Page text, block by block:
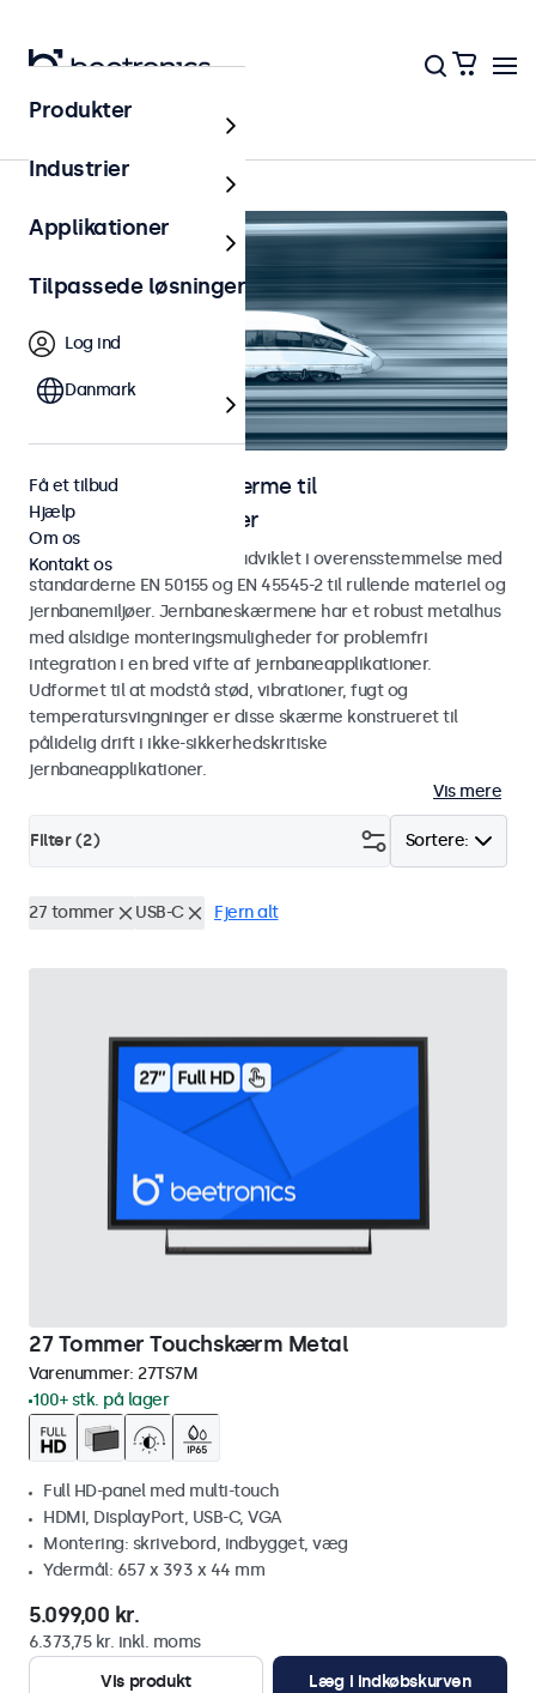
Jernbane
Skærme og touchskærme til
jernbaneapplikationer
Skærme og touchskærme udviklet i overensstemmelse med
standarderne EN 50155 og EN 45545-2 til rullende materiel og
jernbanemiljøer. Jernbaneskærmene har et robust metalhus
med alsidige monteringsmuligheder for problemfri
integration i en bred vifte af jernbaneapplikationer.
Udformet til at modstå stød, vibrationer, fugt og
temperatursvingninger er disse skærme konstrueret til
pålidelig drift i ikke-sikkerhedskritiske
jernbaneapplikationer.
Vis mere
Sortere:
Filter (2)
27 tommer USB-C Fjern alt
27 Tommer Touchskærm Metal
Varenummer: 27TS7M
100+ stk. på lager
Full HD-panel med multi-touch
HDMI, DisplayPort, USB-C, VGA
Montering: skrivebord, indbygget, væg
Ydermål: 657 x 393 x 44 mm
5.099,00 kr.
6.373,75 kr. inkl. moms
Vis produkt
Læg i indkøbskurven
Produkter
Industrier
Applikationer
Tilpassede løsninger
Log ind
Danmark
Få et tilbud
Hjælp
Om os
Kontakt os